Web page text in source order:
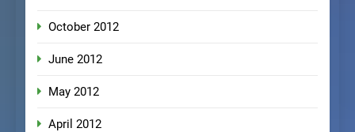
October 2012
June 2012
May 2012
April 2012